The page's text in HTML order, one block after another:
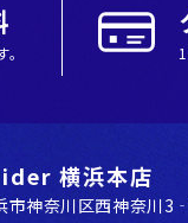
横浜本店
市神奈川区⻄神奈川